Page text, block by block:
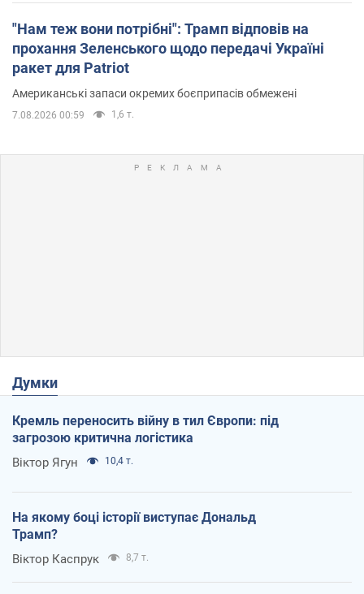
"Нам теж вони потрібні": Трамп відповів на
прохання Зеленського щодо передачі Україні
ракет для Patriot
Американські запаси окремих боєприпасів обмежені
7.08.2026 00:59 1,6 т.
Думки
Кремль переносить війну в тил Європи: під
загрозою критична логістика
Віктор Ягун 10,4 т.
На якому боці історії виступає Дональд
Трамп?
Віктор Каспрук 8,7 т.